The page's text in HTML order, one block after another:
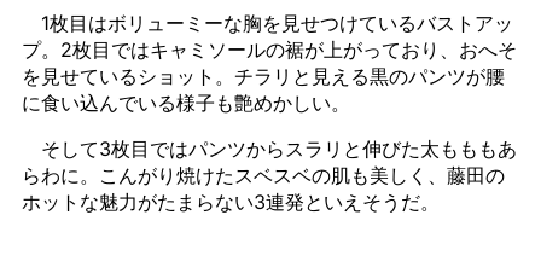
1枚目はボリューミーな胸を見せつけているバストアッ
プ。2枚目ではキャミソールの裾が上がっており、おへそ
を見せているショット。チラリと見える黒のパンツが腰
に食い込んでいる様子も艶めかしい。
そして3枚目ではパンツからスラリと伸びた太もももあ
らわに。こんがり焼けたスベスベの肌も美しく、藤田の
ホットな魅力がたまらない3連発といえそうだ。